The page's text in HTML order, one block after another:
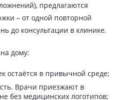
предлагаются
– от одной повторной
до консультации в клинике.
дому:
остаётся в привычной среде;
Врачи приезжают в
без медицинских логотипов;